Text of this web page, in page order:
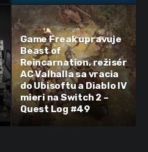
Game Freak upravuje
Beast of
Reincarnation, režisér
AC Valhalla sa vracia
do Ubisoftu a Diablo IV
mieri na Switch 2 –
Quest Log #49